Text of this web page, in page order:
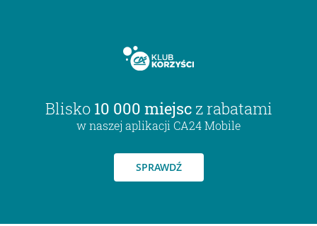
Blisko 10 000 miejsc z rabatami
w naszej aplikacji CA24 Mobile
SPRAWDŹ